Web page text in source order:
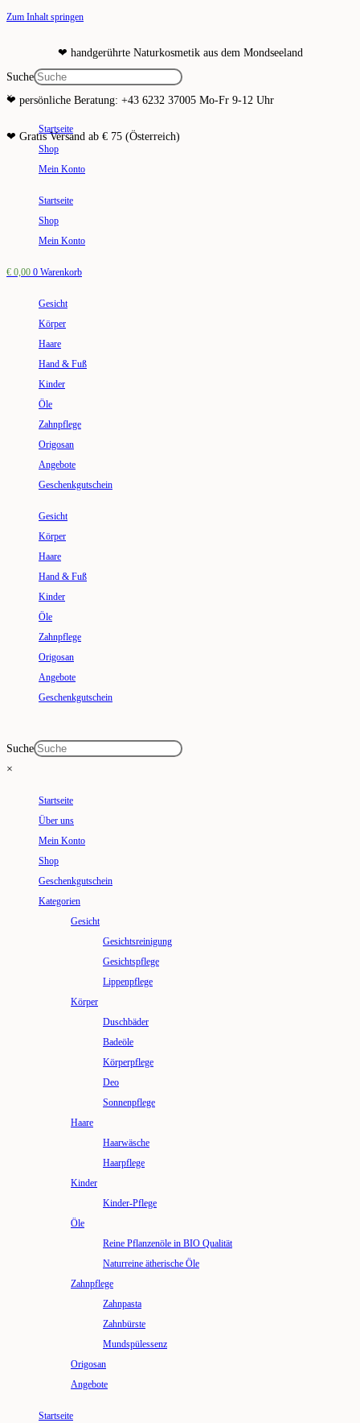
Zum Inhalt springen
❤ handgerührte Naturkosmetik aus dem Mondseeland
❤ persönliche Beratung: +43 6232 37005 Mo-Fr 9-12 Uhr
❤ Gratis Versand ab € 75 (Österreich)
Suche
×
Startseite
Shop
Mein Konto
Startseite
Shop
Mein Konto
€ 0,00 0 Warenkorb
Gesicht
Körper
Haare
Hand & Fuß
Kinder
Öle
Zahnpflege
Origosan
Angebote
Geschenkgutschein
Gesicht
Körper
Haare
Hand & Fuß
Kinder
Öle
Zahnpflege
Origosan
Angebote
Geschenkgutschein
Suche
×
Startseite
Über uns
Mein Konto
Shop
Geschenkgutschein
Kategorien
Gesicht
Gesichtsreinigung
Gesichtspflege
Lippenpflege
Körper
Duschbäder
Badeöle
Körperpflege
Deo
Sonnenpflege
Haare
Haarwäsche
Haarpflege
Kinder
Kinder-Pflege
Öle
Reine Pflanzenöle in BIO Qualität
Naturreine ätherische Öle
Zahnpflege
Zahnpasta
Zahnbürste
Mundspülessenz
Origosan
Angebote
Startseite